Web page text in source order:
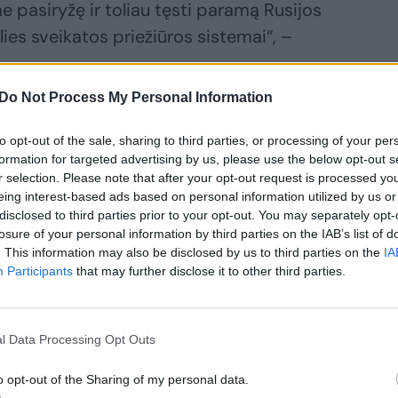
Do Not Process My Personal Information
opt-out of the sale, sharing to third parties, or processing of your
for targeted advertising by us, please use the below opt-out
selection. Please note that after your opt-out request is processed
interest-based ads based on personal information utilized by us
to third parties prior to your opt-out. You may separately
of your personal information by third parties on the IAB’s list of
This information may also be disclosed by us to third parties on the
Participants that may further disclose it to other third parties.
Data Processing Opt Outs
opt-out of the Sharing of my personal data.
pasiryžę ir toliau tęsti paramą Rusijos
sveikatos priežiūros sistemai“, –
priemonių, medikai išvyko į
kovo mėnesio pradžioje Ukrainai
preparatai ir asmeninės
paramos vertė viršijo 3,7 mln. eurų.
siuntą sudaro vienkartiniai
reikmenys, chirurgijos rinkiniai,
ir nudegimams, neštuvai,